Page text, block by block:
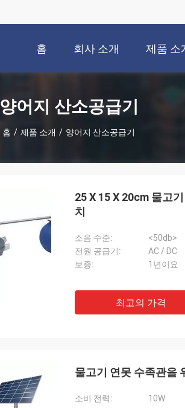
홈 회사 소개 제품 소
양어지 산소공급기
홈 / 제품 소개 / 양어지 산소공급기
25 X 15 X 20cm 물고
치
소음 수준:
<50db>
전원 공급기:
AC / DC
보증:
1년이요
최고의 가격
물고기 연못 수족관을
소비 전력:
10W